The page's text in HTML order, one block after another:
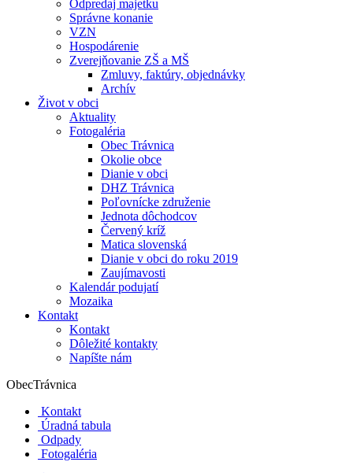
Odpredaj majetku
Správne konanie
VZN
Hospodárenie
Zverejňovanie ZŠ a MŠ
Zmluvy, faktúry, objednávky
Archív
Život v obci
Aktuality
Fotogaléria
Obec Trávnica
Okolie obce
Dianie v obci
DHZ Trávnica
Poľovnícke združenie
Jednota dôchodcov
Červený kríž
Matica slovenská
Dianie v obci do roku 2019
Zaujímavosti
Kalendár podujatí
Mozaika
Kontakt
Kontakt
Dôležité kontakty
Napíšte nám
ObecTrávnica
Kontakt
Úradná tabula
Odpady
Fotogaléria